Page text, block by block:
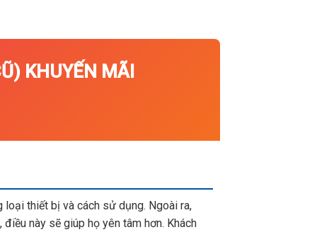
KHUYẾN MÃI
thiết bị và cách sử dụng. Ngoài ra,
này sẽ giúp họ yên tâm hơn. Khách